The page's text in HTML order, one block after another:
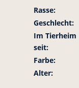
Rasse:
Geschlecht:
Im Tierheim
seit:
Farbe:
Alter: